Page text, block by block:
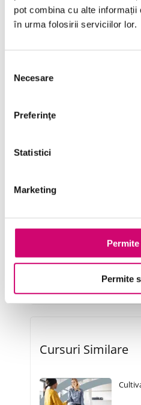
pot combina cu alte
în urma folosirii serviciilor lor.
consimțământului
Necesare
Preferinţe
Statistici
Marketing
Permite
Comunicare
Limba Engleză
Microsoft Office
Transformare Digitală
Cursuri Similare